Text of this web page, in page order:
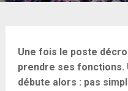
Une fois le poste
prendre ses fonctions.
débute alors : pas